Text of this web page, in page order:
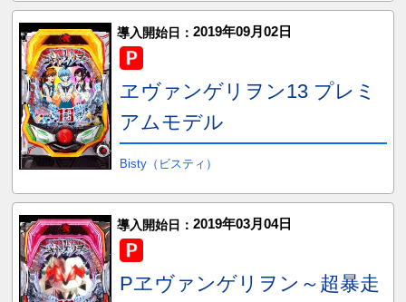
導入開始日： 2019年09月02日
ヱヴァンゲリヲン13 プレミ
アムモデル
Bisty（ビスティ）
導入開始日： 2019年03月04日
Pヱヴァンゲリヲン～超暴走